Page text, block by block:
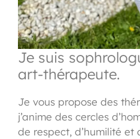
Je suis
art-thérapeute.
Je vous propose des
j’anime des cercles
de respect, d’humilité et